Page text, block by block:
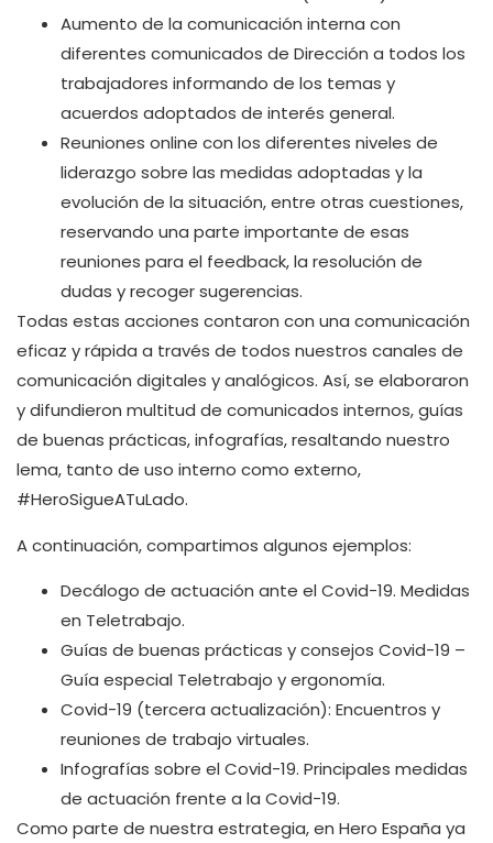
Aumento de la comunicación interna con
diferentes comunicados de Dirección a todos los
trabajadores informando de los temas y
acuerdos adoptados de interés general.
Reuniones online con los diferentes niveles de
liderazgo sobre las medidas adoptadas y la
evolución de la situación, entre otras cuestiones,
reservando una parte importante de esas
reuniones para el feedback, la resolución de
dudas y recoger sugerencias.
Todas estas acciones contaron con una comunicación
eficaz y rápida a través de todos nuestros canales de
comunicación digitales y analógicos. Así, se elaboraron
y difundieron multitud de comunicados internos, guías
de buenas prácticas, infografías, resaltando nuestro
lema, tanto de uso interno como externo,
#HeroSigueATuLado.
A continuación, compartimos algunos ejemplos:
Decálogo de actuación ante el Covid-19. Medidas
en Teletrabajo.
Guías de buenas prácticas y consejos Covid-19 –
Guía especial Teletrabajo y ergonomía.
Covid-19 (tercera actualización): Encuentros y
reuniones de trabajo virtuales.
Infografías sobre el Covid-19. Principales medidas
de actuación frente a la Covid-19.
Como parte de nuestra estrategia, en Hero España ya